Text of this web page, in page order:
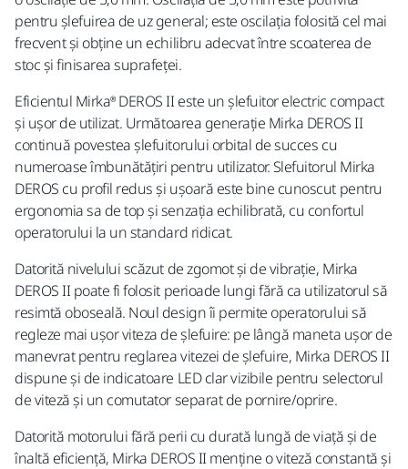
pentru șlefuirea de uz general; este oscilația folosită cel mai
frecvent și obține un echilibru adecvat între scoaterea de
stoc și finisarea suprafeței.
Eficientul Mirka® DEROS II este un șlefuitor electric compact
și ușor de utilizat. Următoarea generație Mirka DEROS II
continuă povestea șlefuitorului orbital de succes cu
numeroase îmbunătățiri pentru utilizator. Slefuitorul Mirka
DEROS cu profil redus și ușoară este bine cunoscut pentru
ergonomia sa de top și senzația echilibrată, cu confortul
operatorului la un standard ridicat.
Datorită nivelului scăzut de zgomot și de vibrație, Mirka
DEROS II poate fi folosit perioade lungi fără ca utilizatorul să
resimtă oboseală. Noul design îi permite operatorului să
regleze mai ușor viteza de șlefuire: pe lângă maneta ușor de
manevrat pentru reglarea vitezei de șlefuire, Mirka DEROS II
dispune și de indicatoare LED clar vizibile pentru selectorul
de viteză și un comutator separat de pornire/oprire.
Datorită motorului fără perii cu durată lungă de viață și de
înaltă eficiență, Mirka DEROS II menține o viteză constantă și